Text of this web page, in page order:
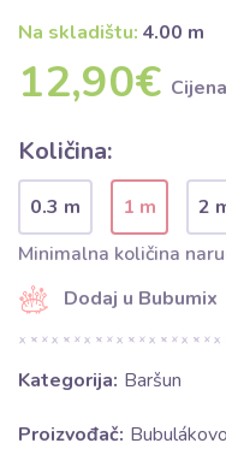
Na skladištu: 4.00 m
12,90€
Količina:
0.3 m 1 m
2
Minimalna količina
Dodaj u Bubumix
Kategorija: Baršun
Proizvođač: